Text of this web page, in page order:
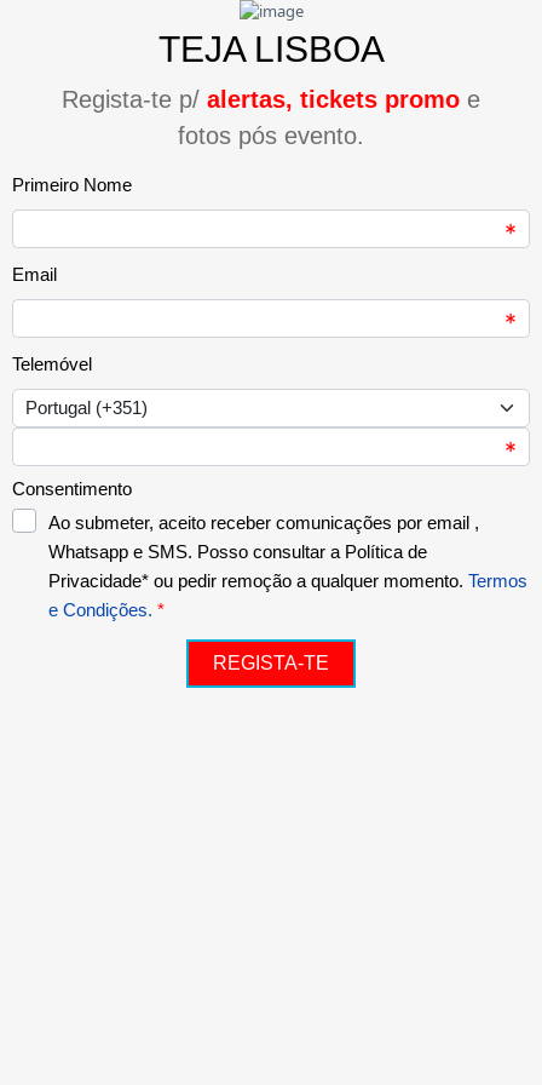
TEJA LISBOA
Regista-te p/ alertas, tickets promo e
fotos pós evento.
Primeiro Nome
Email
Telemóvel
Consentimento
Ao submeter, aceito receber comunicações por email ,
Whatsapp e SMS. Posso consultar a Política de
Privacidade* ou pedir remoção a qualquer momento. Termos
e Condições. *
REGISTA-TE